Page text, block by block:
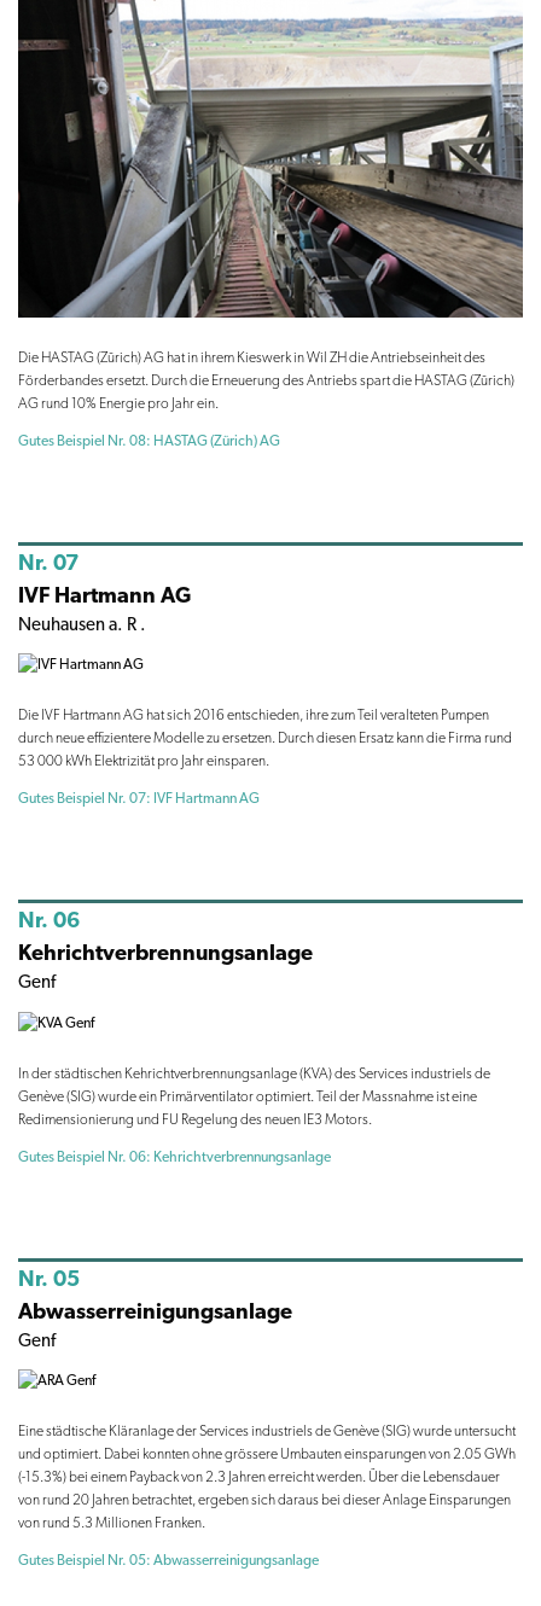
Die HASTAG (Zürich) AG hat in ihrem Kieswerk in Wil ZH die Antriebseinheit des
Förderbandes ersetzt. Durch die Erneuerung des Antriebs spart die HASTAG (Zürich)
AG rund 10% Energie pro Jahr ein.
Gutes Beispiel Nr. 08: HASTAG (Zürich) AG
Nr. 07
IVF Hartmann AG
Neuhausen a. R .
Die IVF Hartmann AG hat sich 2016 entschieden, ihre zum Teil veralteten Pumpen
durch neue effizientere Modelle zu ersetzen. Durch diesen Ersatz kann die Firma rund
53 000 kWh Elektrizität pro Jahr einsparen.
Gutes Beispiel Nr. 07: IVF Hartmann AG
Nr. 06
Kehrichtverbrennungsanlage
Genf
In der städtischen Kehrichtverbrennungsanlage (KVA) des Services industriels de
Genève (SIG) wurde ein Primärventilator optimiert. Teil der Massnahme ist eine
Redimensionierung und FU Regelung des neuen IE3 Motors.
Gutes Beispiel Nr. 06: Kehrichtverbrennungsanlage
Nr. 05
Abwasserreinigungsanlage
Genf
Eine städtische Kläranlage der Services industriels de Genève (SIG) wurde untersucht
und optimiert. Dabei konnten ohne grössere Umbauten einsparungen von 2.05 GWh
(-15.3%) bei einem Payback von 2.3 Jahren erreicht werden. Über die Lebensdauer
von rund 20 Jahren betrachtet, ergeben sich daraus bei dieser Anlage Einsparungen
von rund 5.3 Millionen Franken.
Gutes Beispiel Nr. 05: Abwasserreinigungsanlage